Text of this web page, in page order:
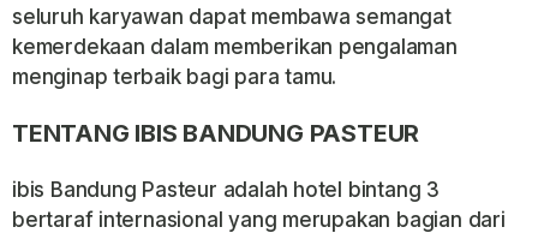
seluruh karyawan dapat membawa semangat
kemerdekaan dalam memberikan pengalaman
menginap terbaik bagi para tamu.
TENTANG IBIS BANDUNG PASTEUR
ibis Bandung Pasteur adalah hotel bintang 3
bertaraf internasional yang merupakan bagian dari